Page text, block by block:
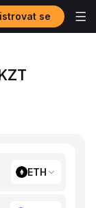
se
ETH